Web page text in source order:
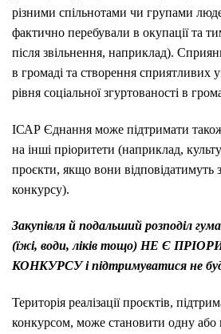
різними спільнотами чи групами
фактично перебували в окупації та
після звільнення, наприклад).
в громаді та створення сприятливих
рівня соціальної згуртованості в
ІСАР Єднання може підтримати
на інші пріоритети (наприклад,
проєкти, якщо вони відповідатимуть
конкурсу).
Закупівля й подальший розподіл
(їжі, води, ліків тощо) НЕ Є
КОНКУРСУ і підтримуватися не
Територія реалізації проєктів,
конкурсом, може становити одну або